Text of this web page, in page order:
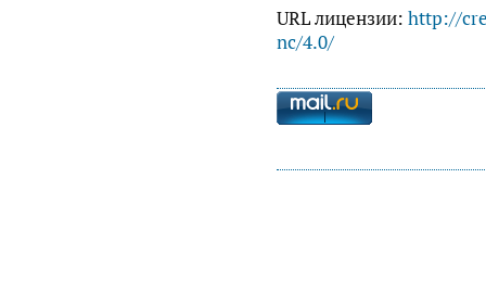
URL лицензии: http://
nc/4.0/